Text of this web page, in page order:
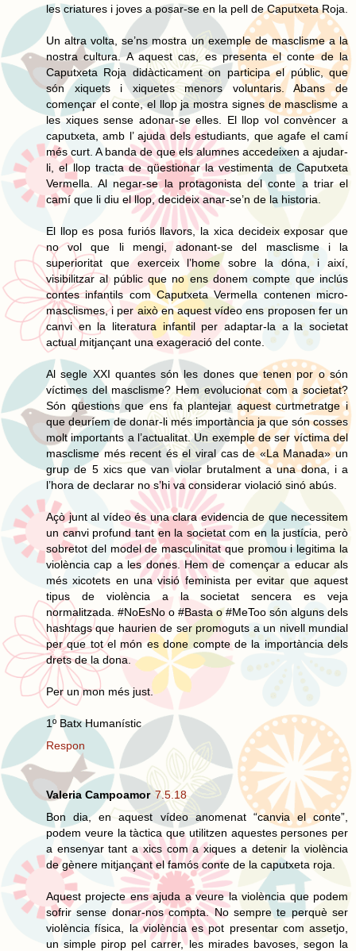
les criatures i joves a posar-se en la pell de Caputxeta Roja.
Un altra volta, se’ns mostra un exemple de masclisme a la
nostra cultura. A aquest cas, es presenta el conte de la
Caputxeta Roja didàcticament on participa el públic, que
són xiquets i xiquetes menors voluntaris. Abans de
començar el conte, el llop ja mostra signes de masclisme a
les xiques sense adonar-se elles. El llop vol convèncer a
caputxeta, amb l’ ajuda dels estudiants, que agafe el camí
més curt. A banda de que els alumnes accedeixen a ajudar-
li, el llop tracta de qüestionar la vestimenta de Caputxeta
Vermella. Al negar-se la protagonista del conte a triar el
camí que li diu el llop, decideix anar-se’n de la historia.
El llop es posa furiós llavors, la xica decideix exposar que
no vol que li mengi, adonant-se del masclisme i la
superioritat que exerceix l’home sobre la dóna, i així,
visibilitzar al públic que no ens donem compte que inclús
contes infantils com Caputxeta Vermella contenen micro-
masclismes, i per això en aquest vídeo ens proposen fer un
canvi en la literatura infantil per adaptar-la a la societat
actual mitjançant una exageració del conte.
Al segle XXI quantes són les dones que tenen por o són
víctimes del masclisme? Hem evolucionat com a societat?
Són qüestions que ens fa plantejar aquest curtmetratge i
que deuríem de donar-li més importància ja que són cosses
molt importants a l’actualitat. Un exemple de ser víctima del
masclisme més recent és el viral cas de «La Manada» un
grup de 5 xics que van violar brutalment a una dona, i a
l’hora de declarar no s’hi va considerar violació sinó abús.
Açò junt al vídeo és una clara evidencia de que necessitem
un canvi profund tant en la societat com en la justícia, però
sobretot del model de masculinitat que promou i legitima la
violència cap a les dones. Hem de començar a educar als
més xicotets en una visió feminista per evitar que aquest
tipus de violència a la societat sencera es veja
normalitzada. #NoEsNo o #Basta o #MeToo són alguns dels
hashtags que haurien de ser promoguts a un nivell mundial
per que tot el món es done compte de la importància dels
drets de la dona.
Per un mon més just.
1º Batx Humanístic
Respon
Valeria Campoamor 7.5.18
Bon dia, en aquest vídeo anomenat “canvia el conte”,
podem veure la tàctica que utilitzen aquestes persones per
a ensenyar tant a xics com a xiques a detenir la violència
de gènere mitjançant el famós conte de la caputxeta roja.
Aquest projecte ens ajuda a veure la violència que podem
sofrir sense donar-nos compta. No sempre te perquè ser
violència física, la violència es pot presentar com assetjo,
un simple pirop pel carrer, les mirades bavoses, segon la